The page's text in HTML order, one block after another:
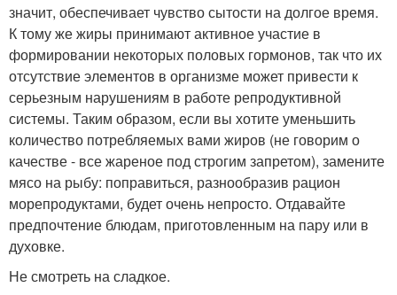
значит, обеспечивает чувство сытости на долгое время.
К тому же жиры принимают активное участие в
формировании некоторых половых гормонов, так что их
отсутствие элементов в организме может привести к
серьезным нарушениям в работе репродуктивной
системы. Таким образом, если вы хотите уменьшить
количество потребляемых вами жиров (не говорим о
качестве - все жареное под строгим запретом), замените
мясо на рыбу: поправиться, разнообразив рацион
морепродуктами, будет очень непросто. Отдавайте
предпочтение блюдам, приготовленным на пару или в
духовке.
Не смотреть на сладкое.